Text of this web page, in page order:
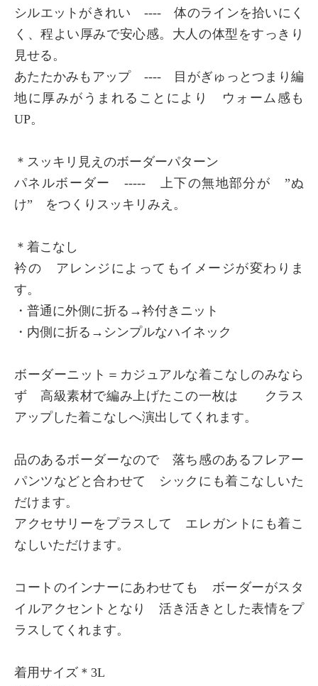
シルエットがきれい ---- 体のラインを拾いにく
く、程よい厚みで安心感。大人の体型をすっきり
見せる。
あたたかみもアップ ---- 目がぎゅっとつまり編
地に厚みがうまれることにより ウォーム感も
UP。
＊スッキリ見えのボーダーパターン
パネルボーダー ----- 上下の無地部分が ”ぬ
け” をつくりスッキリみえ。
＊着こなし
衿の アレンジによってもイメージが変わりま
す。
・普通に外側に折る→衿付きニット
・内側に折る→シンプルなハイネック
ボーダーニット＝カジュアルな着こなしのみなら
ず 高級素材で編み上げたこの一枚は クラス
アップした着こなしへ演出してくれます。
品のあるボーダーなので 落ち感のあるフレアー
パンツなどと合わせて シックにも着こなしいた
だけます。
アクセサリーをプラスして エレガントにも着こ
なしいただけます。
コートのインナーにあわせても ボーダーがスタ
イルアクセントとなり 活き活きとした表情をプ
ラスしてくれます。
着用サイズ＊3L